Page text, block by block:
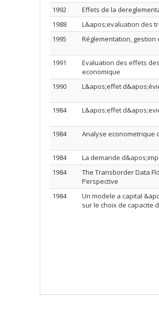
1992 Effets de la
1988
L&apos;evaluation des
1995
Réglementation,
1991
Evaluation des effets
economique
1990 L&apos;effet
1984
L&apos;effet
1984
Analyse econometrique
1984
La demande
1984
The Transborder Data
Perspective
1984
Un modele a capital
sur le choix de capacite